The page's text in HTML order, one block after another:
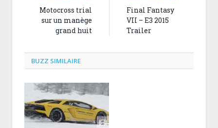
Motocross trial
sur un manège
grand huit
Final Fantasy
VII – E3 2015
Trailer
BUZZ SIMILAIRE